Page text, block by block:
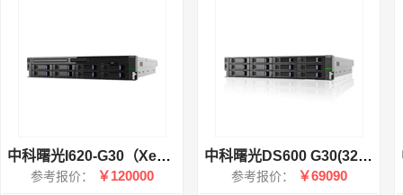
中科曙光I620-G30（Xeon Gold 6128×2/32GB×4/6TB×4+300GB×2）
参考报价： ￥120000
中科曙光DS600 G30(32GB×4/550W×2/1GbE×8+10GbE×4+16Gb SFP+×4)
参考报价： ￥69090